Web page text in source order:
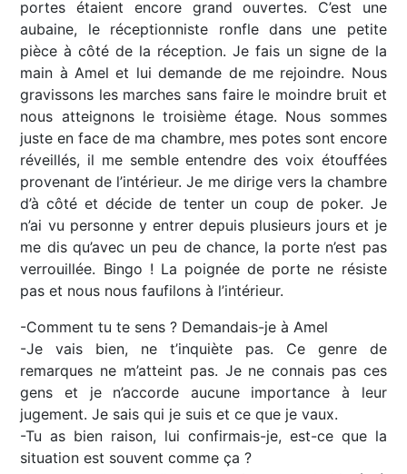
portes étaient encore grand ouvertes. C’est une
aubaine, le réceptionniste ronfle dans une petite
pièce à côté de la réception. Je fais un signe de la
main à Amel et lui demande de me rejoindre. Nous
gravissons les marches sans faire le moindre bruit et
nous atteignons le troisième étage. Nous sommes
juste en face de ma chambre, mes potes sont encore
réveillés, il me semble entendre des voix étouffées
provenant de l’intérieur. Je me dirige vers la chambre
d’à côté et décide de tenter un coup de poker. Je
n’ai vu personne y entrer depuis plusieurs jours et je
me dis qu’avec un peu de chance, la porte n’est pas
verrouillée. Bingo ! La poignée de porte ne résiste
pas et nous nous faufilons à l’intérieur.
-Comment tu te sens ? Demandais-je à Amel
-Je vais bien, ne t’inquiète pas. Ce genre de
remarques ne m’atteint pas. Je ne connais pas ces
gens et je n’accorde aucune importance à leur
jugement. Je sais qui je suis et ce que je vaux.
-Tu as bien raison, lui confirmais-je, est-ce que la
situation est souvent comme ça ?